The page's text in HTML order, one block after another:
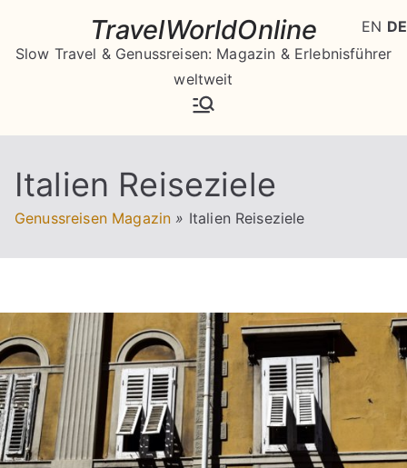
springen
TravelWorldOnline
Slow Travel & Genussreisen: Magazin & Erlebnisführer
weltweit
Italien Reiseziele
Genussreisen Magazin » Italien Reiseziele
EN DE